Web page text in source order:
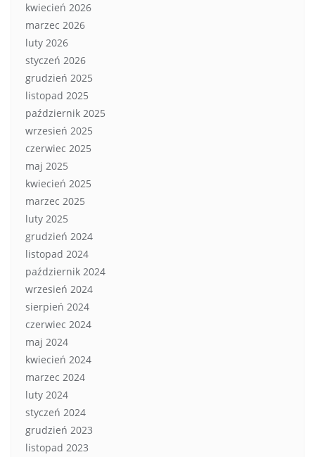
kwiecień 2026
marzec 2026
luty 2026
styczeń 2026
grudzień 2025
listopad 2025
październik 2025
wrzesień 2025
czerwiec 2025
maj 2025
kwiecień 2025
marzec 2025
luty 2025
grudzień 2024
listopad 2024
październik 2024
wrzesień 2024
sierpień 2024
czerwiec 2024
maj 2024
kwiecień 2024
marzec 2024
luty 2024
styczeń 2024
grudzień 2023
listopad 2023